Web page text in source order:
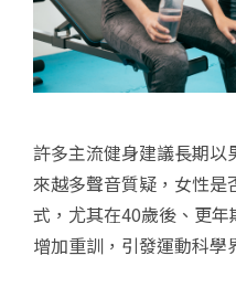
許多主流健身建議長期
來越多聲音質疑，女性
式，尤其在40歲後、更年
增加重訓，引發運動科學